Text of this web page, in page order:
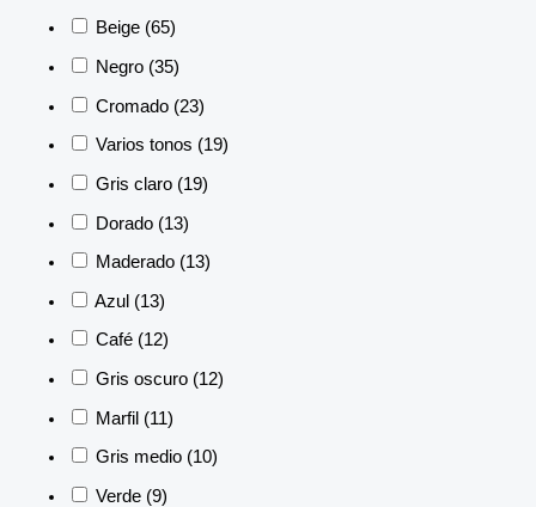
Beige (65)
Negro (35)
Cromado (23)
Varios tonos (19)
Gris claro (19)
Dorado (13)
Maderado (13)
Azul (13)
Café (12)
Gris oscuro (12)
Marfil (11)
Gris medio (10)
Verde (9)